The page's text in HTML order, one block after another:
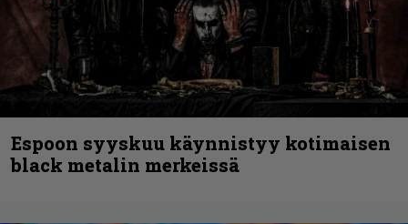
Espoon syyskuu käynnistyy kotimaisen
black metalin merkeissä